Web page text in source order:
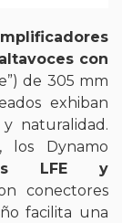
altavoces con
de 305 mm
exhiban
y naturalidad.
los Dynamo
LFE y
conectores
facilita una